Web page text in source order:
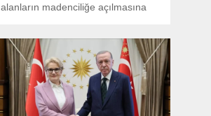
alanların madenciliğe açılmasına